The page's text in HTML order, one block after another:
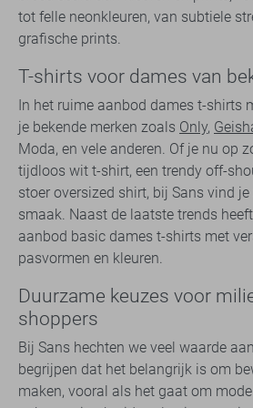
tot felle neonkleuren, van subtiele
grafische prints.
T-shirts voor dames van
In het ruime aanbod dames t-shirts
je bekende merken zoals Only,
Moda, en vele anderen. Of je nu op
tijdloos wit t-shirt, een trendy off-
stoer oversized shirt, bij Sans vind
smaak. Naast de laatste trends
aanbod basic dames t-shirts met
pasvormen en kleuren.
Duurzame keuzes voor
shoppers
Bij Sans hechten we veel waarde
begrijpen dat het belangrijk is om
maken, vooral als het gaat om